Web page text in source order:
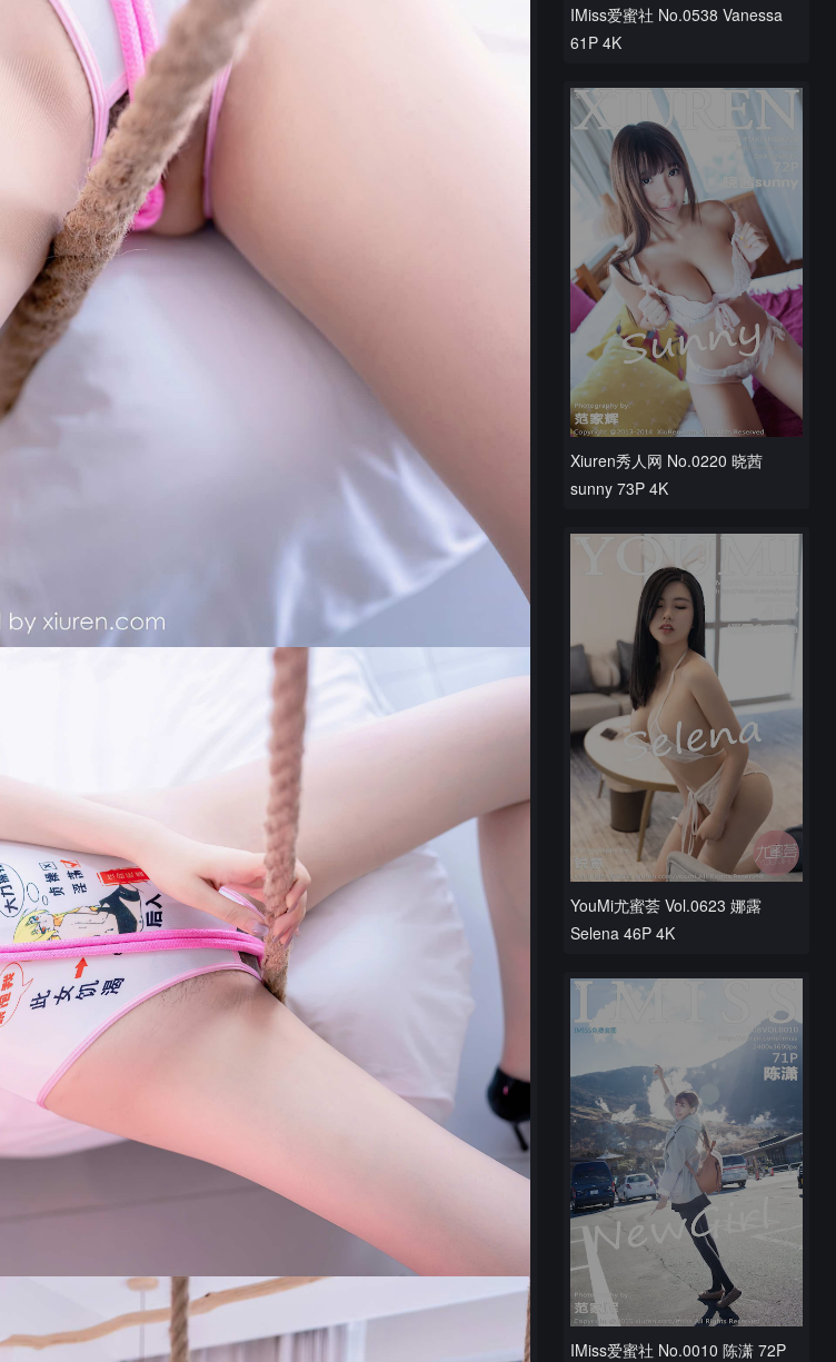
IMiss爱蜜社 No.0538 Vanessa
61P 4K
Xiuren秀人网 No.0220 晓茜
sunny 73P 4K
YouMi尤蜜荟 Vol.0623 娜露
Selena 46P 4K
IMiss爱蜜社 No.0010 陈潇 72P